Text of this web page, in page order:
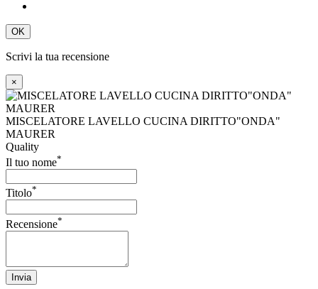
OK
Scrivi la tua recensione
×
MISCELATORE LAVELLO CUCINA DIRITTO"ONDA"
MAURER
Quality
Il tuo nome*
Titolo*
Recensione*
Invia